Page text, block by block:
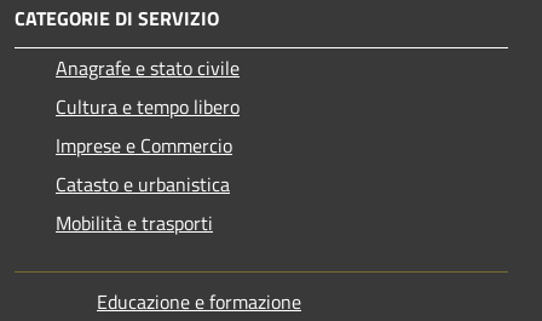
CATEGORIE DI SERVIZIO
Anagrafe e stato civile
Cultura e tempo libero
Imprese e Commercio
Catasto e urbanistica
Mobilità e trasporti
Educazione e formazione